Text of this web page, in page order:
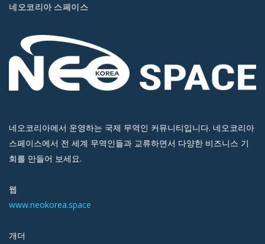
네오코리아 스페이스
네오코리아에서 운영하는 국제 무역인 커뮤니티입니다. 네오코리아
스페이스에서 전 세계 무역인들과 교류하면서 다양한 비즈니스 기
회를 만들어 보세요.
웹
www.neokorea.space
개더